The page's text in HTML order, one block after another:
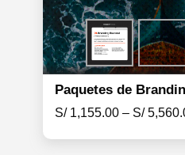
Paquetes de
S/1,155.00– S/